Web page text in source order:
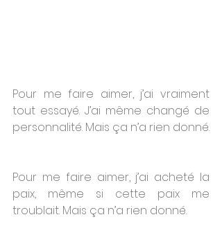
Pour me faire aimer, j’ai vraiment
tout essayé. J’ai même changé de
personnalité. Mais ça n’a rien donné.
Pour me faire aimer, j’ai acheté la
paix, même si cette paix me
troublait. Mais ça n’a rien donné.